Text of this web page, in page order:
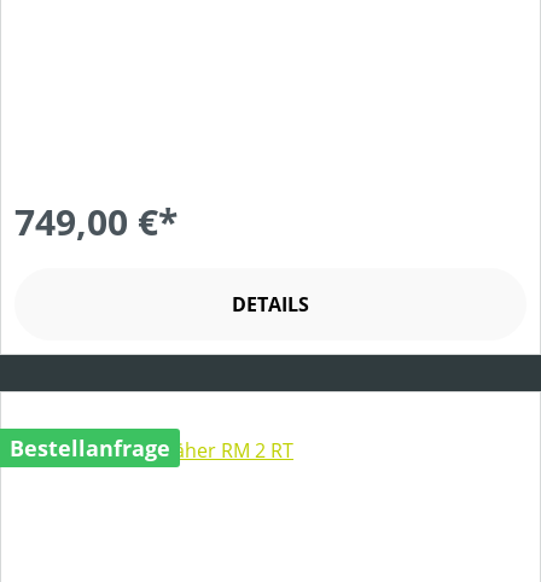
749,00 €*
DETAILS
Bestellanfrage